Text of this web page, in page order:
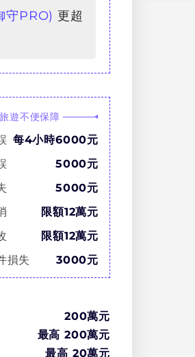
守PRO) 更超
旅遊不便保障
每4小時6000元
5000元
5000元
限額12萬元
限額12萬元
損失
3000元
200萬元
最高 200萬元
最高 20萬元